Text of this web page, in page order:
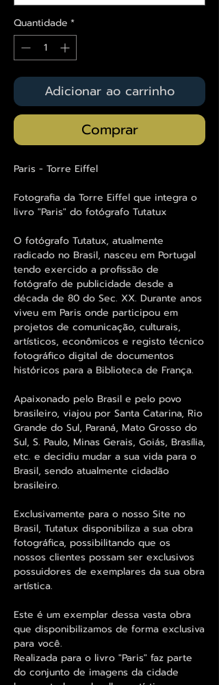
Quantidade *
Adicionar ao carrinho
Comprar
Paris - Torre Eiffel
Fotografia da Torre Eiffel que integra o
livro "Paris" do fotógrafo Tutatux
O fotógrafo Tutatux, atualmente
radicado no Brasil, nasceu em Portugal
tendo exercido a profissão de
fotógrafo de publicidade desde a
década de 80 do Sec. XX. Durante anos
viveu em Paris onde participou em
projetos de comunicação, culturais,
artísticos, econômicos e registo técnico
fotográfico digital de documentos
históricos para a Biblioteca de França.
Apaixonado pelo Brasil e pelo povo
brasileiro, viajou por Santa Catarina, Rio
Grande do Sul, Paraná, Mato Grosso do
Sul, S. Paulo, Minas Gerais, Goiás, Brasília,
etc. e decidiu mudar a sua vida para o
Brasil, sendo atualmente cidadão
brasileiro.
Exclusivamente para o nosso Site no
Brasil, Tutatux disponibiliza a sua obra
fotográfica, possibilitando que os
nossos clientes possam ser exclusivos
possuidores de exemplares da sua obra
artística.
Este é um exemplar dessa vasta obra
que disponibilizamos de forma exclusiva
para você.
Realizada para o livro "Paris" faz parte
do conjunto de imagens da cidade